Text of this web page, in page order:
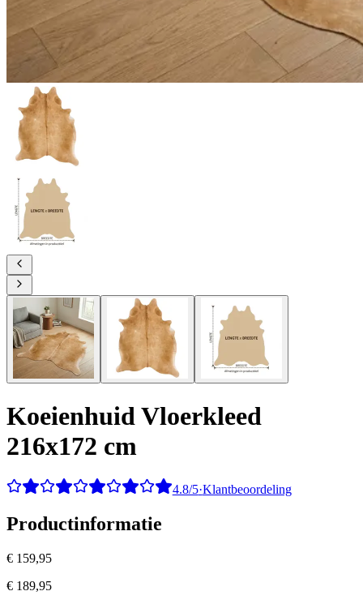
Koeienhuid Vloerkleed
216x172 cm
4.8/5·Klantbeoordeling
Productinformatie
€ 159,95
€ 189,95